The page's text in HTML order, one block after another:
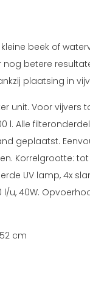
beek of
nog betere
plaatsing in
unit. Voor vijvers
l. Alle
geplaatst.
Korrelgrootte:
UV lamp, 4x
l/u, 40W.
cm